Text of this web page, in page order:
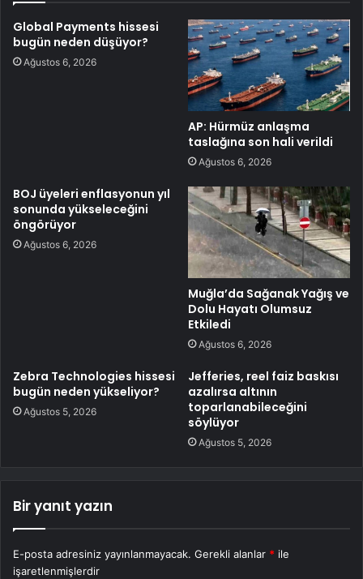
Global Payments hissesi
bugün neden düşüyor?
Ağustos 6, 2026
AP: Hürmüz anlaşma
taslağına son hali verildi
Ağustos 6, 2026
BOJ üyeleri enflasyonun yıl
sonunda yükseleceğini
öngörüyor
Ağustos 6, 2026
Muğla’da Sağanak Yağış ve
Dolu Hayatı Olumsuz
Etkiledi
Ağustos 6, 2026
Zebra Technologies hissesi
bugün neden yükseliyor?
Ağustos 5, 2026
Jefferies, reel faiz baskısı
azalırsa altının
toparlanabileceğini
söylüyor
Ağustos 5, 2026
Bir yanıt yazın
E-posta adresiniz yayınlanmayacak. Gerekli alanlar * ile
işaretlenmişlerdir